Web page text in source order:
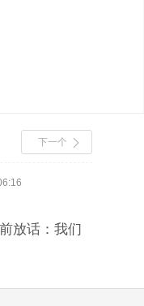
下一个
放话：我们